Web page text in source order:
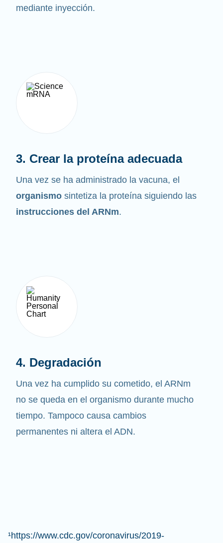
mediante inyección.
3. Crear la proteína adecuada
Una vez se ha administrado la vacuna, el
organismo sintetiza la proteína siguiendo las
instrucciones del ARNm.
4. Degradación
Una vez ha cumplido su cometido, el ARNm
no se queda en el organismo durante mucho
tiempo. Tampoco causa cambios
permanentes ni altera el ADN.
¹https://www.cdc.gov/coronavirus/2019-